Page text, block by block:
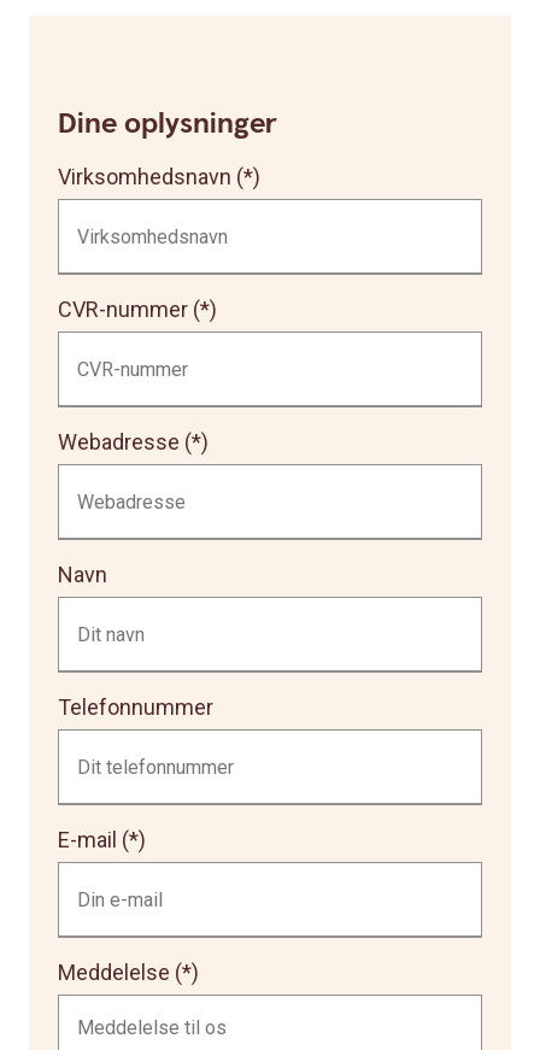
Dine oplysninger
Virksomhedsnavn
CVR-nummer
Webadresse
Navn
Telefonnummer
E-mail
Meddelelse